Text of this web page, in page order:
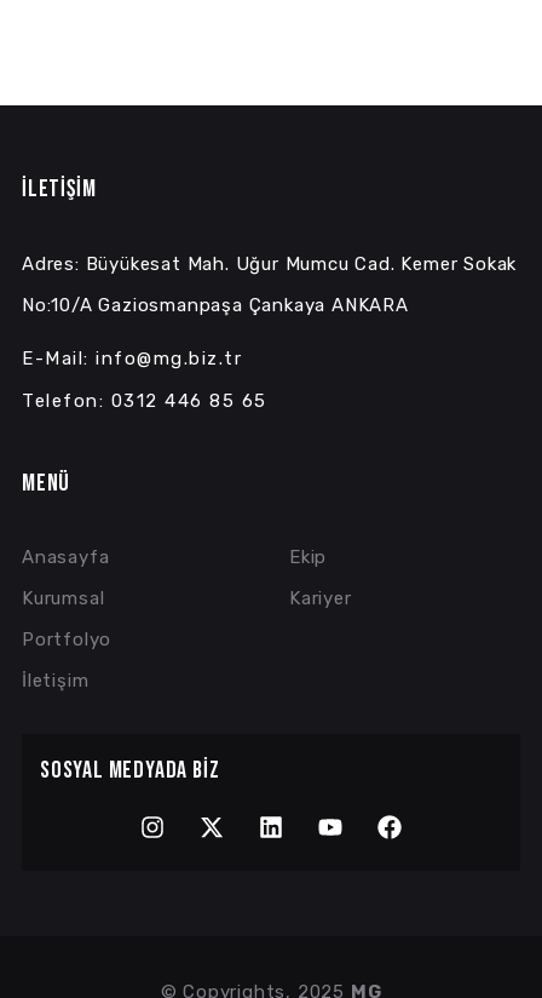
İLETİŞİM
Adres: Büyükesat Mah. Uğur Mumcu Cad. Kemer Sokak
No:10/A Gaziosmanpaşa Çankaya ANKARA
E-Mail: info@mg.biz.tr
Telefon: 0312 446 85 65
MENÜ
Anasayfa
Kurumsal
Portfolyo
İletişim
Ekip
Kariyer
SOSYAL MEDYADA BIZ
© Copyrights, 2025 MG